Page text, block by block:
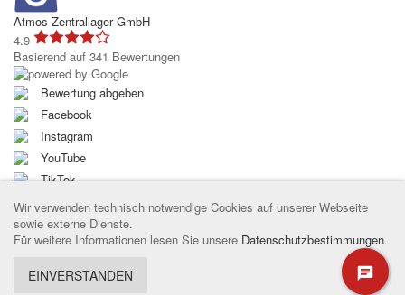
Atmos Zentrallager GmbH
4.9
Basierend auf 341 Bewertungen
Bewertung abgeben
Facebook
Instagram
YouTube
TikTok
© 2025 Atmos Zentrallager
Wir verwenden technisch notwendige Cookies auf unserer Webseite
sowie externe Dienste.
Für weitere Informationen lesen Sie unsere Datenschutzbestimmungen.
EINVERSTANDEN